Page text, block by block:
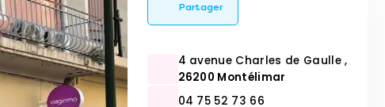
Partager
4 avenue Charles de Gaulle ,
26200 Montélimar
04 75 52 73 66